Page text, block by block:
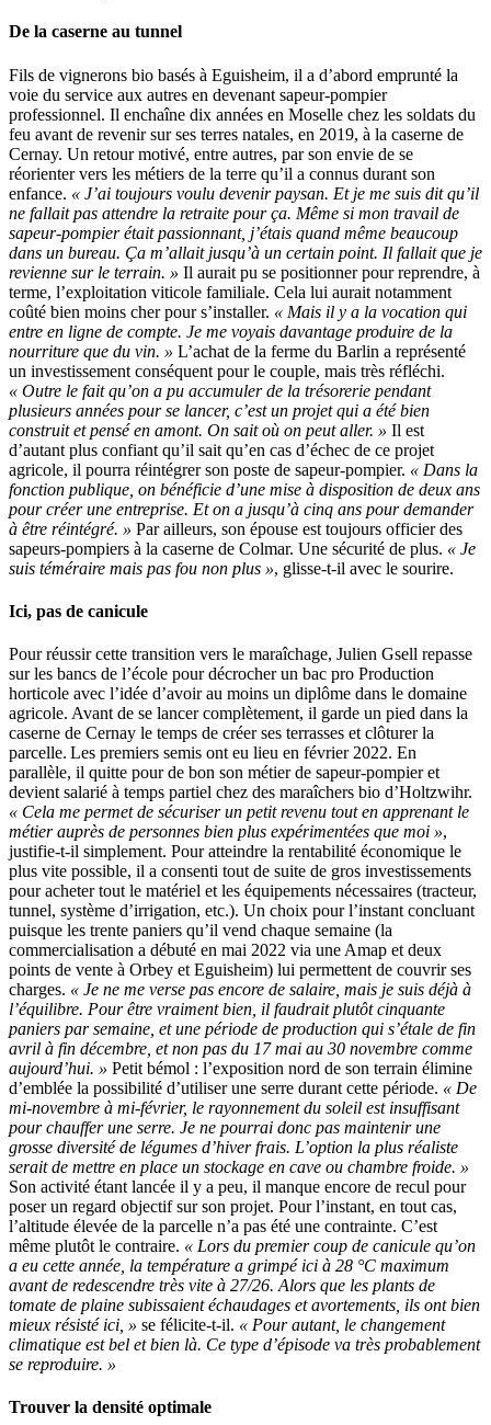
De la caserne au tunnel
Fils de vignerons bio basés à Eguisheim, il a d’abord emprunté la
voie du service aux autres en devenant sapeur-pompier
professionnel. Il enchaîne dix années en Moselle chez les soldats du
feu avant de revenir sur ses terres natales, en 2019, à la caserne de
Cernay. Un retour motivé, entre autres, par son envie de se
réorienter vers les métiers de la terre qu’il a connus durant son
enfance. « J’ai toujours voulu devenir paysan. Et je me suis dit qu’il
ne fallait pas attendre la retraite pour ça. Même si mon travail de
sapeur-pompier était passionnant, j’étais quand même beaucoup
dans un bureau. Ça m’allait jusqu’à un certain point. Il fallait que je
revienne sur le terrain. » Il aurait pu se positionner pour reprendre, à
terme, l’exploitation viticole familiale. Cela lui aurait notamment
coûté bien moins cher pour s’installer. « Mais il y a la vocation qui
entre en ligne de compte. Je me voyais davantage produire de la
nourriture que du vin. » L’achat de la ferme du Barlin a représenté
un investissement conséquent pour le couple, mais très réfléchi.
« Outre le fait qu’on a pu accumuler de la trésorerie pendant
plusieurs années pour se lancer, c’est un projet qui a été bien
construit et pensé en amont. On sait où on peut aller. » Il est
d’autant plus confiant qu’il sait qu’en cas d’échec de ce projet
agricole, il pourra réintégrer son poste de sapeur-pompier. « Dans la
fonction publique, on bénéficie d’une mise à disposition de deux ans
pour créer une entreprise. Et on a jusqu’à cinq ans pour demander
à être réintégré. » Par ailleurs, son épouse est toujours officier des
sapeurs-pompiers à la caserne de Colmar. Une sécurité de plus. « Je
suis téméraire mais pas fou non plus », glisse-t-il avec le sourire.
Ici, pas de canicule
Pour réussir cette transition vers le maraîchage, Julien Gsell repasse
sur les bancs de l’école pour décrocher un bac pro Production
horticole avec l’idée d’avoir au moins un diplôme dans le domaine
agricole. Avant de se lancer complètement, il garde un pied dans la
caserne de Cernay le temps de créer ses terrasses et clôturer la
parcelle. Les premiers semis ont eu lieu en février 2022. En
parallèle, il quitte pour de bon son métier de sapeur-pompier et
devient salarié à temps partiel chez des maraîchers bio d’Holtzwihr.
« Cela me permet de sécuriser un petit revenu tout en apprenant le
métier auprès de personnes bien plus expérimentées que moi »,
justifie-t-il simplement. Pour atteindre la rentabilité économique le
plus vite possible, il a consenti tout de suite de gros investissements
pour acheter tout le matériel et les équipements nécessaires (tracteur,
tunnel, système d’irrigation, etc.). Un choix pour l’instant concluant
puisque les trente paniers qu’il vend chaque semaine (la
commercialisation a débuté en mai 2022 via une Amap et deux
points de vente à Orbey et Eguisheim) lui permettent de couvrir ses
charges. « Je ne me verse pas encore de salaire, mais je suis déjà à
l’équilibre. Pour être vraiment bien, il faudrait plutôt cinquante
paniers par semaine, et une période de production qui s’étale de fin
avril à fin décembre, et non pas du 17 mai au 30 novembre comme
aujourd’hui. » Petit bémol : l’exposition nord de son terrain élimine
d’emblée la possibilité d’utiliser une serre durant cette période. « De
mi-novembre à mi-février, le rayonnement du soleil est insuffisant
pour chauffer une serre. Je ne pourrai donc pas maintenir une
grosse diversité de légumes d’hiver frais. L’option la plus réaliste
serait de mettre en place un stockage en cave ou chambre froide. »
Son activité étant lancée il y a peu, il manque encore de recul pour
poser un regard objectif sur son projet. Pour l’instant, en tout cas,
l’altitude élevée de la parcelle n’a pas été une contrainte. C’est
même plutôt le contraire. « Lors du premier coup de canicule qu’on
a eu cette année, la température a grimpé ici à 28 °C maximum
avant de redescendre très vite à 27/26. Alors que les plants de
tomate de plaine subissaient échaudages et avortements, ils ont bien
mieux résisté ici, » se félicite-t-il. « Pour autant, le changement
climatique est bel et bien là. Ce type d’épisode va très probablement
se reproduire. »
Trouver la densité optimale